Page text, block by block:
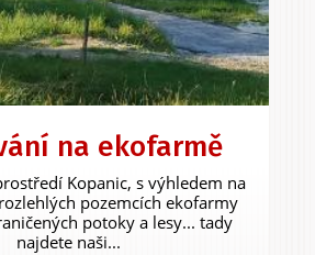
na ekofarmě
Kopanic, s výhledem na
pozemcích ekofarmy
potoky a lesy... tady
najdete naši...